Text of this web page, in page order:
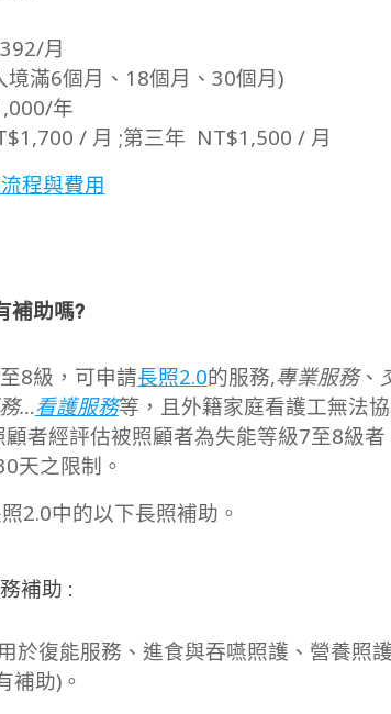
月
滿6個月、18個月、30個月)
年
/ 月 ;第三年 NT$1,500 / 月
程與費用
補助嗎?
8級，可申請長照2.0的服務,專業服務、
…看護服務等，且外籍家庭看護工無法
顧者經評估被照顧者為失能等級7至8級
天之限制。
2.0中的以下長照補助。
補助 :
於復能服務、進食與吞嚥照護、營養照
補助)。